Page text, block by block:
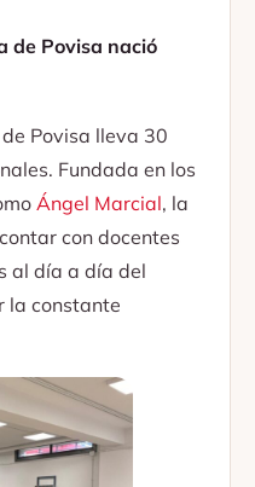
de Povisa nació
Povisa lleva 30
Fundada en los
Ángel Marcial, la
con docentes
al día a día del
la constante